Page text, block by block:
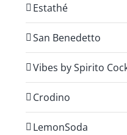
Estathé
San Benedetto
Vibes by Spirito
Crodino
LemonSoda